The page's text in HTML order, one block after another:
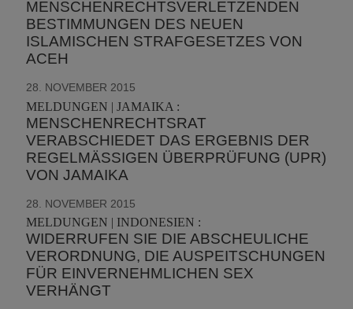
MENSCHENRECHTSVERLETZENDEN
BESTIMMUNGEN DES NEUEN
ISLAMISCHEN STRAFGESETZES VON
ACEH
28. NOVEMBER 2015
MELDUNGEN | JAMAIKA :
MENSCHENRECHTSRAT
VERABSCHIEDET DAS ERGEBNIS DER
REGELMÄSSIGEN ÜBERPRÜFUNG (UPR) V
ON JAMAIKA
28. NOVEMBER 2015
MELDUNGEN | INDONESIEN :
WIDERRUFEN SIE DIE ABSCHEULICHE
VERORDNUNG, DIE AUSPEITSCHUNGEN
FÜR EINVERNEHMLICHEN SEX
VERHÄNGT